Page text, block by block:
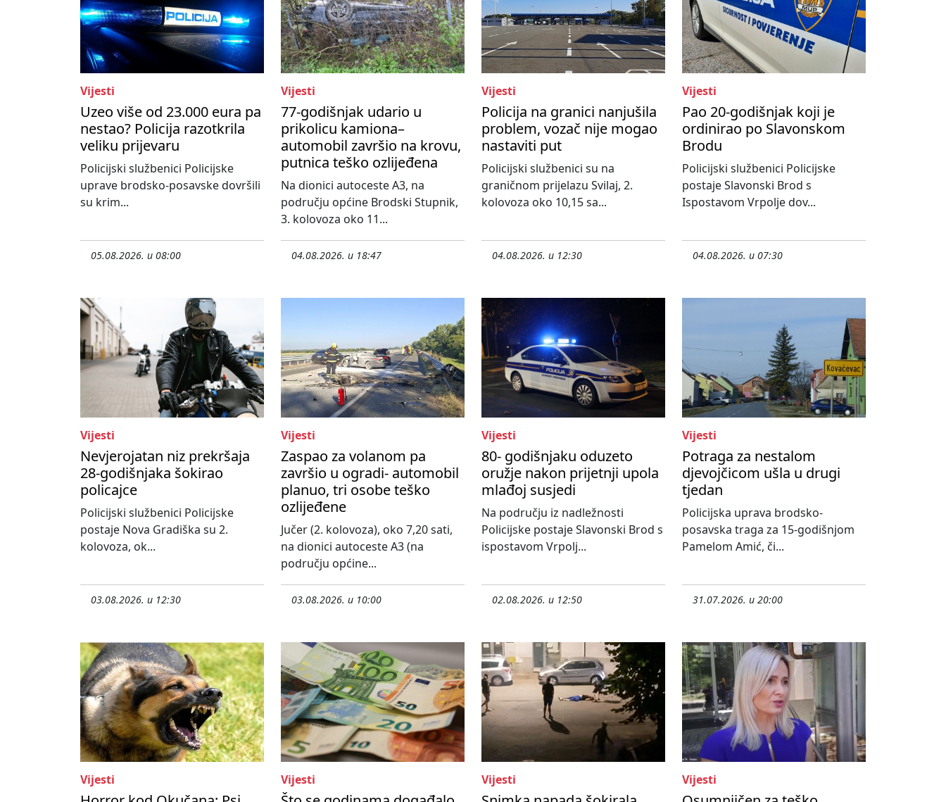
Vijesti
Uzeo više od 23.000 eura pa
nestao? Policija razotkrila
veliku prijevaru
Policijski službenici Policijske
uprave brodsko-posavske dovršili
su krim...
05.08.2026. u 08:00
Vijesti
77-godišnjak udario u
prikolicu kamiona–
automobil završio na krovu,
putnica teško ozlijeđena
Na dionici autoceste A3, na
području općine Brodski Stupnik,
3. kolovoza oko 11...
04.08.2026. u 18:47
Vijesti
Policija na granici nanjušila
problem, vozač nije mogao
nastaviti put
Policijski službenici su na
graničnom prijelazu Svilaj, 2.
kolovoza oko 10,15 sa...
04.08.2026. u 12:30
Vijesti
Pao 20-godišnjak koji je
ordinirao po Slavonskom
Brodu
Policijski službenici Policijske
postaje Slavonski Brod s
Ispostavom Vrpolje dov...
04.08.2026. u 07:30
Vijesti
Nevjerojatan niz prekršaja
28-godišnjaka šokirao
policajce
Policijski službenici Policijske
postaje Nova Gradiška su 2.
kolovoza, ok...
03.08.2026. u 12:30
Vijesti
Zaspao za volanom pa
završio u ogradi- automobil
planuo, tri osobe teško
ozlijeđene
Jučer (2. kolovoza), oko 7,20 sati,
na dionici autoceste A3 (na
području općine...
03.08.2026. u 10:00
Vijesti
80- godišnjaku oduzeto
oružje nakon prijetnji upola
mlađoj susjedi
Na području iz nadležnosti
Policijske postaje Slavonski Brod s
ispostavom Vrpolj...
02.08.2026. u 12:50
Vijesti
Potraga za nestalom
djevojčicom ušla u drugi
tjedan
Policijska uprava brodsko-
posavska traga za 15-godišnjom
Pamelom Amić, či...
31.07.2026. u 20:00
Vijesti Vijesti Vijesti Vijesti